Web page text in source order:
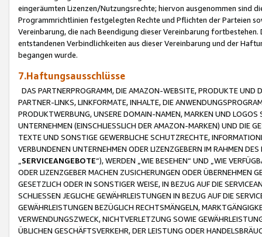
eingeräumten Lizenzen/Nutzungsrechte; hiervon ausgenommen sind
Programmrichtlinien festgelegten Rechte und Pflichten der Parteien
Vereinbarung, die nach Beendigung dieser Vereinbarung
entstandenen Verbindlichkeiten aus dieser Vereinbarung und der
begangen wurde.
7.Haftungsausschlüsse
DAS PARTNERPROGRAMM, DIE AMAZON-WEBSITE, PRODUKTE UND
PARTNER-LINKS, LINKFORMATE, INHALTE, DIE
PRODUKTWERBUNG, UNSERE DOMAIN-NAMEN, MARKEN UND
UNTERNEHMEN (EINSCHLIESSLICH DER AMAZON-MARKEN) UND DIE
TEXTE UND SONSTIGE GEWERBLICHE SCHUTZRECHTE,
VERBUNDENEN UNTERNEHMEN ODER LIZENZGEBERN IM RAHMEN
SERVICEANGEBOTE“), WERDEN „WIE BESEHEN“ UND „WIE
ODER LIZENZGEBER MACHEN ZUSICHERUNGEN ODER ÜBERNEHMEN
GESETZLICH ODER IN SONSTIGER WEISE, IN BEZUG AUF DIE
SCHLIESSEN JEGLICHE GEWÄHRLEISTUNGEN IN BEZUG AUF DIE
GEWÄHRLEISTUNGEN BEZÜGLICH RECHTSMÄNGELN,
VERWENDUNGSZWECK, NICHTVERLETZUNG SOWIE
ÜBLICHEN GESCHÄFTSVERKEHR, DER LEISTUNG ODER